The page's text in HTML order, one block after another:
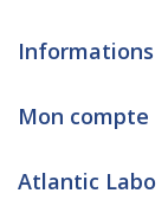
Informations
Mon compte
Atlantic Labo